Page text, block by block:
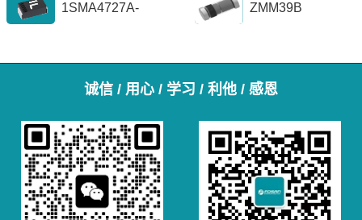
1SMA4727A-
ZMM39B
诚信 / 用心 / 学习 / 利他 / 感恩